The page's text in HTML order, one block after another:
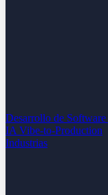
Desarrollo de Software
IA Vibe-to-Production
Industrias